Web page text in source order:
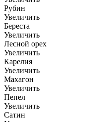
Рубин
Увеличить
Береста
Увеличить
Лесной орех
Увеличить
Карелия
Увеличить
Махагон
Увеличить
Пепел
Увеличить
Сатин